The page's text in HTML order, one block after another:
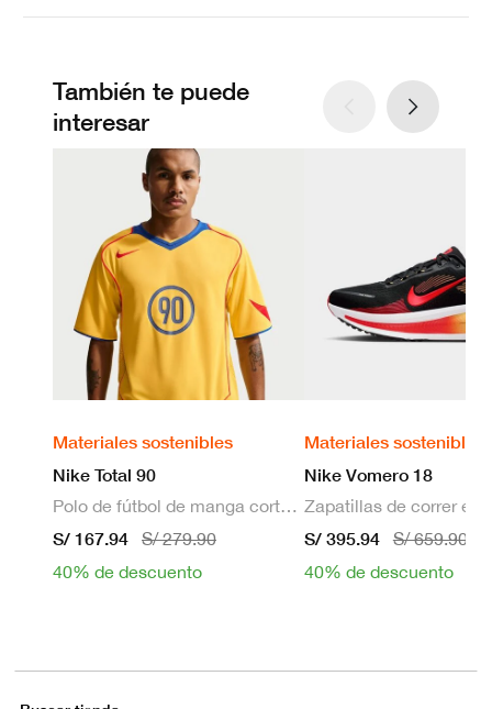
También te puede
interesar
Materiales sostenibles
Nike Total 90
Polo de fútbol de manga corta Dri-FIT para hombre
S/ 167.94
S/ 279.90
40% de descuento
Materiales sostenibles
Nike Vomero 18
S/ 395.94
S/ 659.90
40% de descuento